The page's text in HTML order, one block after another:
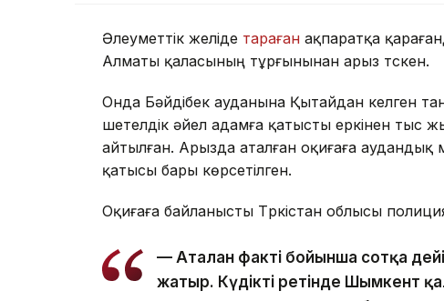
Әлеуметтік желіде тараған ақпаратқа
Алматы қаласының тұрғынынан арыз түскен.
Онда Бәйдібек ауданына Қытайдан келген
шетелдік әйел адамға қатысты еркінен тыс
айтылған. Арызда аталған оқиғаға
қатысы бары көрсетілген.
Оқиғаға байланысты Түркістан облысы
— Аталған факті бойынша сотқа
жатыр. Күдікті ретінде Шымкент